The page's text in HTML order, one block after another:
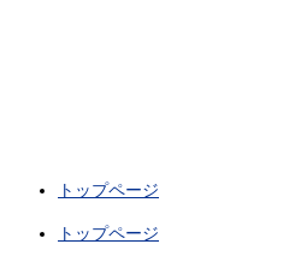
トップページ
トップページ